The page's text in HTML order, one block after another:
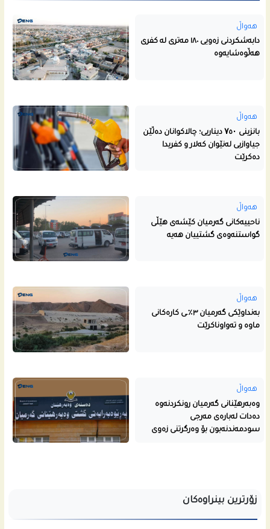
هەواڵ
دابەشکردنی زەویی ١٨٠ مەتری لە کفری
هەڵوەشایەوە
هەواڵ
بانزینی ۷٥۰ دیناریی؛ چالاکوانان دەڵێن
جیاوازیی لەنێوان کەلار و کفریدا
دەکرێت
هەواڵ
ناحییه‌كانى گه‌رمیان كێشه‌ى هێڵى
گواستنه‌وه‌ى گشتییان هه‌یه‌
هەواڵ
بەنداوێکی گەرمیان ٣٪ـی کارەکانی
ماوە و تەواوناکرێت
هەواڵ
وەبەرهێنانی گەرمیان رونکردنەوە
دەدات لەبارەی مەرجی
سودمەندنەبون بۆ وەرگرتنی زەوی
زۆرترین بینراوەکان